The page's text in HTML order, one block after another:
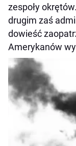
zespoły
drugim zaś
dowieść
Amerykanów